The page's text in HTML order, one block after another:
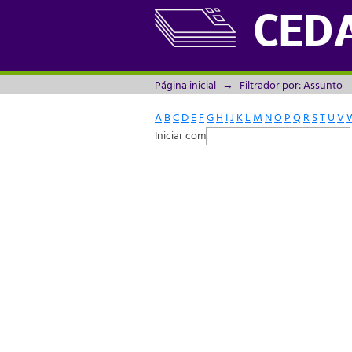
Filtrador por: Assunto
Página inicial → Filtrador por: Assunto
ABCDEFGH IJ KLM NOPQRSTUV
Iniciar com